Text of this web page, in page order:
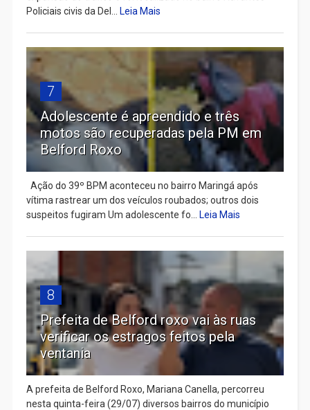
Policiais civis da Del... Leia Mais
7
Adolescente é apreendido e três
motos são recuperadas pela PM em
Belford Roxo
Ação do 39º BPM aconteceu no bairro Maringá após
vítima rastrear um dos veículos roubados; outros dois
suspeitos fugiram Um adolescente fo... Leia Mais
8
Prefeita de Belford roxo vai às ruas
verificar os estragos feitos pela
ventania
A prefeita de Belford Roxo, Mariana Canella, percorreu
nesta quinta-feira (29/07) diversos bairros do município